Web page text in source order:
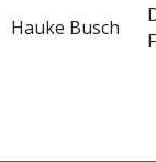
Hauke Busch